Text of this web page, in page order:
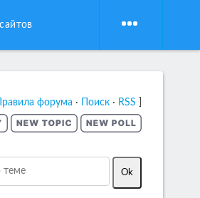
Правила форума · Поиск · RSS